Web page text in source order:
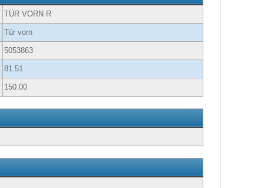
TÜR VORN R
Tür vorn
5053863
81.51
150.00